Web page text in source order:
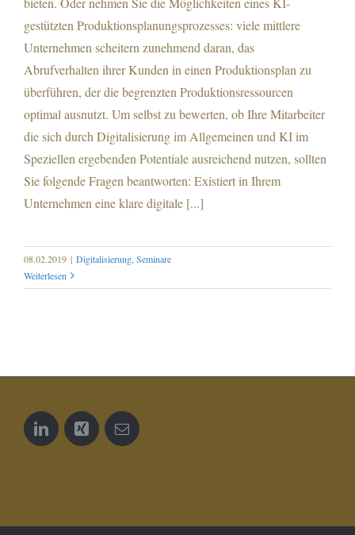
gestützten Produktionsplanungsprozesses: viele mittlere
Unternehmen scheitern zunehmend daran, das
Abrufverhalten ihrer Kunden in einen Produktionsplan zu
überführen, der die begrenzten Produktionsressourcen
optimal ausnutzt. Um selbst zu bewerten, ob Ihre Mitarbeiter
die sich durch Digitalisierung im Allgemeinen und KI im
Speziellen ergebenden Potentiale ausreichend nutzen, sollten
Sie folgende Fragen beantworten: Existiert in Ihrem
Unternehmen eine klare digitale [...]
08.02.2019 | Digitalisierung Seminare
Weiterlesen